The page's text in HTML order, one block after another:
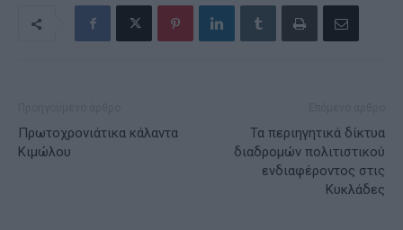
Πρωτοχρονιάτικα κάλαντα
Κιμώλου
Τα περιηγητικά δίκτυα
διαδρομών πολιτιστικού
ενδιαφέροντος στις
Κυκλάδες